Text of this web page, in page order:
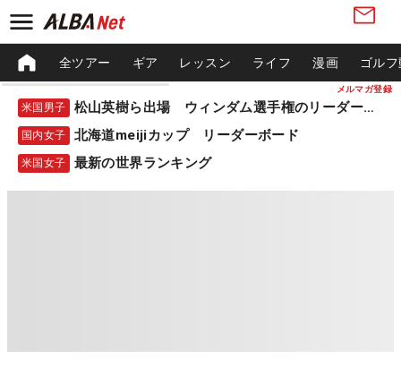
メルマガ登録
全ツアー ギア レッスン ライフ 漫画 ゴル
米国男子 松山英樹ら出場 ウィンダム選手権のリーダーボード
国内女子 北海道meijiカップ リーダーボード
米国女子 最新の世界ランキング